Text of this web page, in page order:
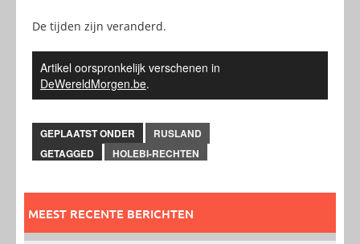
De tijden zijn veranderd.
Artikel oorspronkelijk verschenen in
DeWereldMorgen.be.
GEPLAATST ONDER
RUSLAND
GETAGGED
HOLEBI-RECHTEN
MEEST RECENTE BERICHTEN